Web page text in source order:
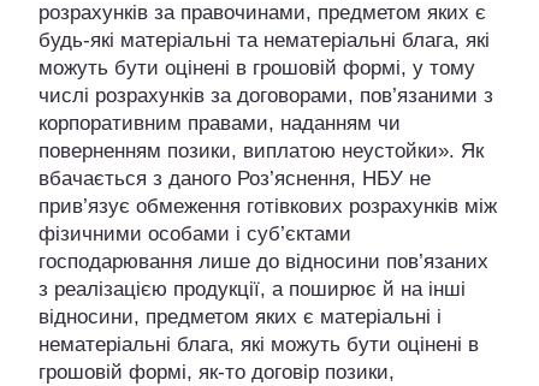
розрахунків за правочинами, предметом яких є
будь-які матеріальні та нематеріальні блага, які
можуть бути оцінені в грошовій формі, у тому
числі розрахунків за договорами, пов’язаними з
корпоративним правами, наданням чи
поверненням позики, виплатою неустойки». Як
вбачається з даного Роз’яснення, НБУ не
прив’язує обмеження готівкових розрахунків між
фізичними особами і суб’єктами
господарювання лише до відносини пов’язаних
з реалізацією продукції, а поширює й на інші
відносини, предметом яких є матеріальні і
нематеріальні блага, які можуть бути оцінені в
грошовій формі, як-то договір позики,